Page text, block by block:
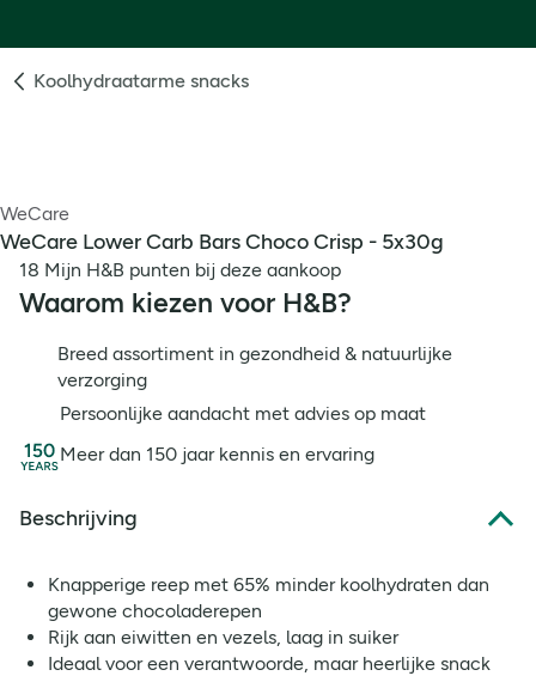
Koolhydraatarme snacks
WeCare
WeCare Lower Carb Bars Choco Crisp - 5x30g
18 Mijn H&B punten bij deze aankoop
Waarom kiezen voor H&B?
Breed assortiment in gezondheid & natuurlijke
verzorging
Persoonlijke aandacht met advies op maat
Meer dan 150 jaar kennis en ervaring
Beschrijving
Knapperige reep met 65% minder koolhydraten dan
gewone chocoladerepen
Rijk aan eiwitten en vezels, laag in suiker
Ideaal voor een verantwoorde, maar heerlijke snack